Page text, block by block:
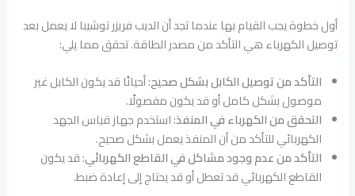
أول خطوة يجب القيام بها عندما تجد أن الديب فريزر توشيبا لا يعمل بعد
توصيل الكهرباء هي التأكد من مصدر الطاقة. تحقق مما يلي:
التأكد من توصيل الكابل بشكل صحيح: أحيانًا قد يكون الكابل غير
موصول بشكل كامل أو قد يكون مفصولًا.
التحقق من الكهرباء في المنفذ: استخدم جهاز قياس الجهد
الكهربائي للتأكد من أن المنفذ يعمل بشكل صحيح.
التأكد من عدم وجود مشاكل في القاطع الكهربائي: قد يكون
القاطع الكهربائي قد تعطل أو قد يحتاج إلى إعادة ضبط.